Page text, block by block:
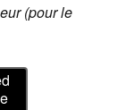
(pour le